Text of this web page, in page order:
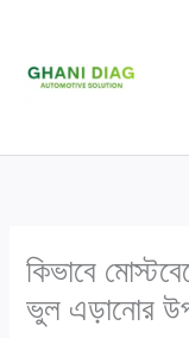
content
কিভাবে
ভুল এড়ানোর